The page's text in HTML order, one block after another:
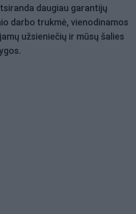
daugiau garantijų
darbo trukmė, vienodinamos
užsieniečių ir mūsų šalies